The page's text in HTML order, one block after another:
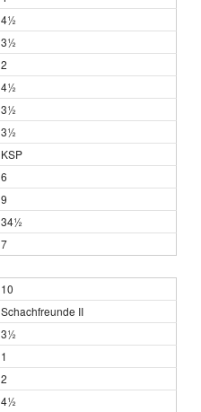
4½
3½
2
4½
3½
3½
KSP
6
9
34½
7
10
Schachfreunde II
3½
1
2
4½